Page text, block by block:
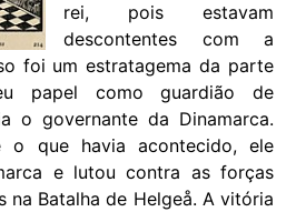
rei, pois estavam
descontentes com a
foi um estratagema da parte
papel como guardião de
o governante da Dinamarca.
o que havia acontecido, ele
e lutou contra as forças
na Batalha de Helgeå. A vitória